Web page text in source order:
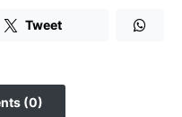
Tweet
(0)